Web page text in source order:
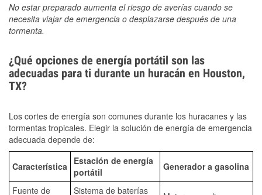
No estar preparado aumenta el riesgo de averías cuando se
necesita viajar de emergencia o desplazarse después de una
tormenta.
¿Qué opciones de energía portátil son las
adecuadas para ti durante un huracán en Houston,
TX?
Los cortes de energía son comunes durante los huracanes y las
tormentas tropicales. Elegir la solución de energía de emergencia
adecuada depende de:
Característica
Estación de energía
portátil
Generador a gasolina
Fuente de Sistema de baterías